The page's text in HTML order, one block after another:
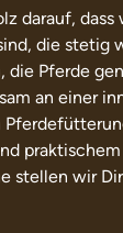
darauf,
die stetig
die Pferde
an einer
stellen wir